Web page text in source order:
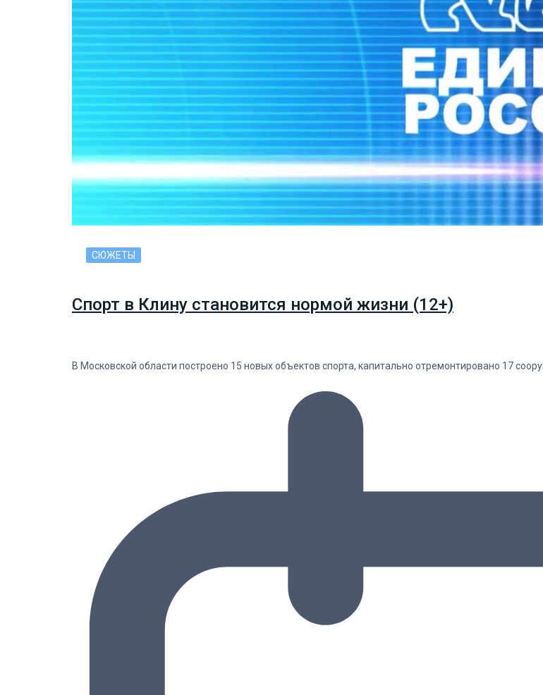
СЮЖЕТЫ
Спорт в Клину становится нормой жизни (12+)
В Московской области построено 15 новых объектов спорта, капитально отремонтировано 17